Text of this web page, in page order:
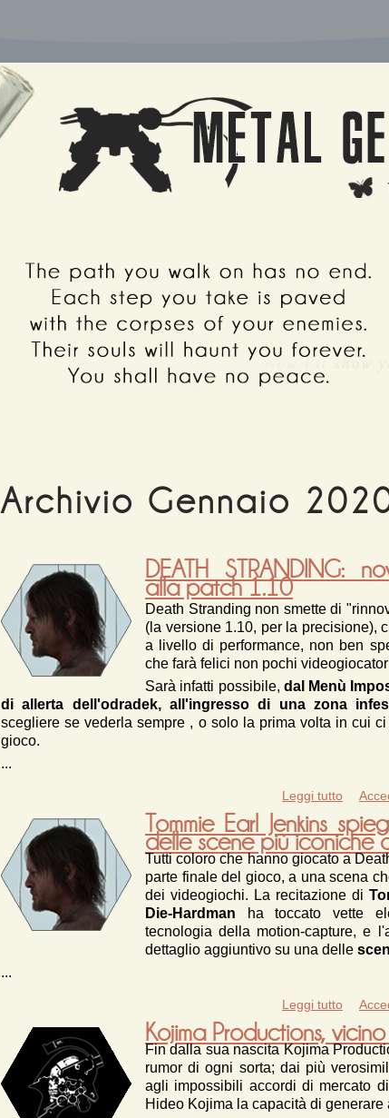
Archivio Gennaio
DEATH STRANDING:
alla patch 1.10
Death Stranding non smette di
(la versione 1.10, per la precisione),
a livello di performance, non ben
che farà felici non pochi
Sarà infatti possibile, dal Menù
di allerta dell'odradek, all'ingresso di una zona
scegliere se vederla sempre , o solo la prima volta in cui
gioco.
...
Leggi tutto
su
Tommie Earl Jenkins
delle scene più iconiche
Tutti coloro che hanno giocato a
parte finale del gioco, a una scena
dei videogiochi. La recitazione di
Die-Hardman
ha toccato vette
tecnologia della motion-capture, e
dettaglio aggiuntivo su una delle
...
Leggi tutto
su
Kojima Productions,
Fin dalla sua nascita Kojima
rumor di ogni sorta; dai più
agli impossibili accordi di mercato
Hideo Kojima la capacità di generare